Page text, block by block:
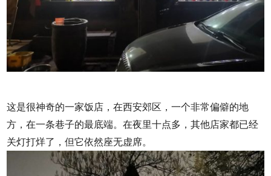
这是很神奇的一家饭店，在西安郊区，一个非常偏僻的地
方，在一条巷子的最底端。在夜里十点多，其他店家都已经
关灯打烊了，但它依然座无虚席。